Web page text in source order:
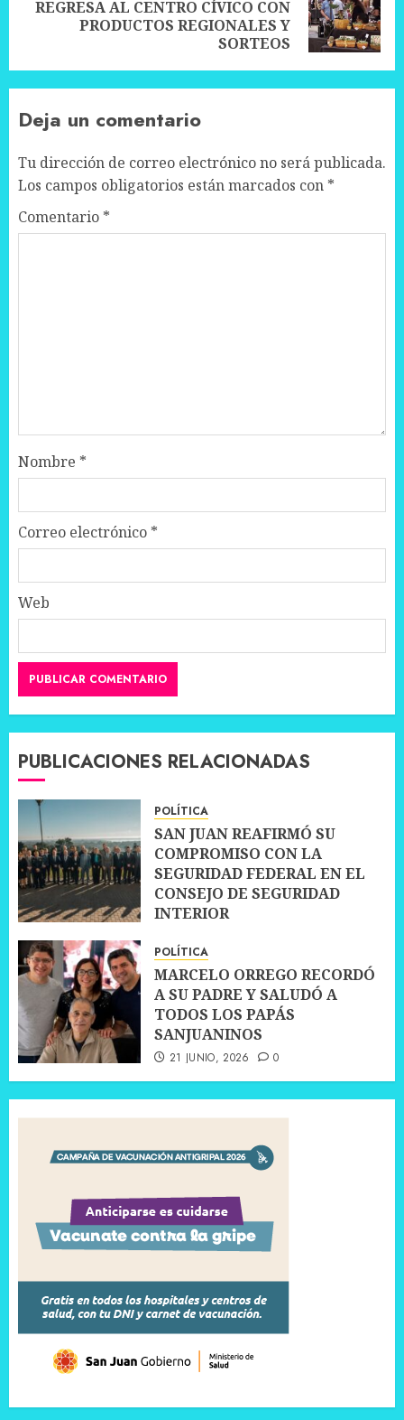
Next
REGRESA AL CENTRO CÍVICO CON
PRODUCTOS REGIONALES Y
SORTEOS
Deja un comentario
Tu dirección de correo electrónico no será publicada.
Los campos obligatorios están marcados con *
Comentario *
Nombre *
Correo electrónico *
Web
PUBLICACIONES RELACIONADAS
POLÍTICA
SAN JUAN REAFIRMÓ SU
COMPROMISO CON LA
SEGURIDAD FEDERAL EN EL
CONSEJO DE SEGURIDAD
INTERIOR
POLÍTICA
MARCELO ORREGO RECORDÓ
A SU PADRE Y SALUDÓ A
TODOS LOS PAPÁS
SANJUANINOS
21 JUNIO, 2026 0